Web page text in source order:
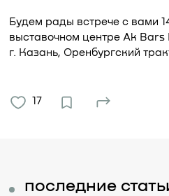
Будем рады встрече с вами
выставочном центре Ak
г. Казань, Оренбургский
17
последние